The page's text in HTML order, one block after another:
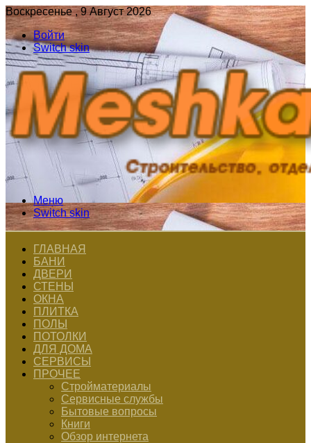
Воскресенье , 9 Август 2026
Войти
Switch skin
Меню
Switch skin
ГЛАВНАЯ
БАНИ
ДВЕРИ
СТЕНЫ
ОКНА
ПЛИТКА
ПОЛЫ
ПОТОЛКИ
ДЛЯ ДОМА
СЕРВИСЫ
ПРОЧЕЕ
Стройматериалы
Сервисные службы
Бытовые вопросы
Книги
Обзор интернета